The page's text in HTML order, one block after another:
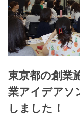
東京都の創
業アイデア
しました！